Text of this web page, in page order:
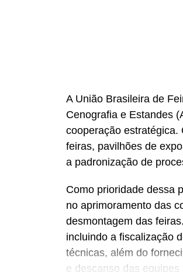
A União Brasileira de
Cenografia e Estandes
cooperação estratégica.
feiras, pavilhões de
a padronização de
Como prioridade dessa
no aprimoramento das
desmontagem das
incluindo a fiscalização
técnicas, além do
e descanso das equipes